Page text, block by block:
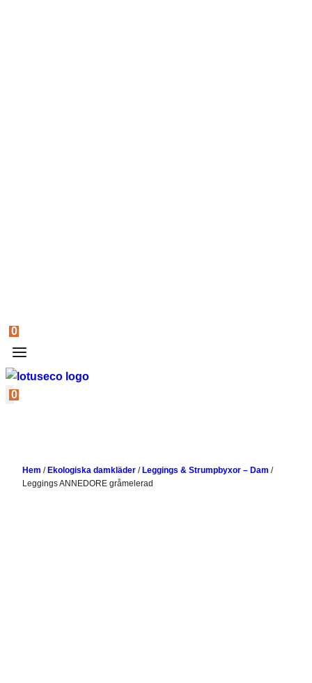
0
0
Hem / Ekologiska damkläder / Leggings & Strumpbyxor – Dam /
Leggings ANNEDORE gråmelerad